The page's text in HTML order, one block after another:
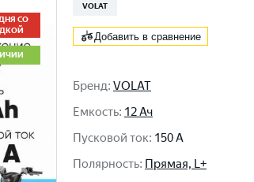
СО
VOLAT
Добавить в сравнение
Бренд: VOLAT
Емкость: 12 Ач
Пусковой ток: 150 A
Полярность: Прямая, L+